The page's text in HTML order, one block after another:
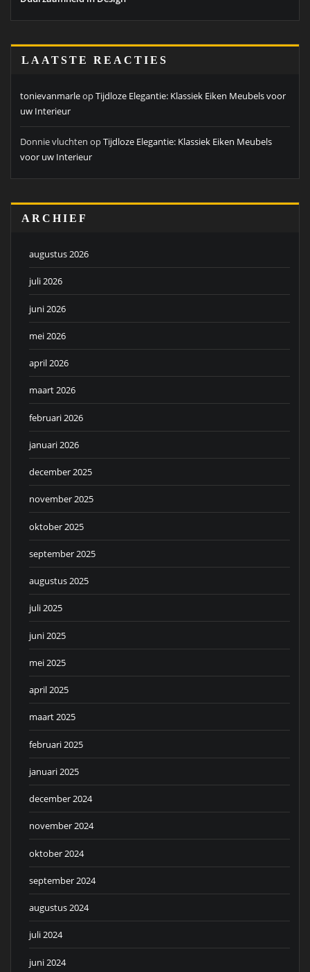
LAATSTE REACTIES
tonievanmarleopTijdloze Elegantie: Klassiek Eiken Meubels voor
uw Interieur
Donnie vluchten opTijdloze Elegantie: Klassiek Eiken Meubels
voor uw Interieur
ARCHIEF
augustus 2026
juli 2026
juni 2026
mei 2026
april 2026
maart 2026
februari 2026
januari 2026
december 2025
november 2025
oktober 2025
september 2025
augustus 2025
juli 2025
juni 2025
mei 2025
april 2025
maart 2025
februari 2025
januari 2025
december 2024
november 2024
oktober 2024
september 2024
augustus 2024
juli 2024
juni 2024